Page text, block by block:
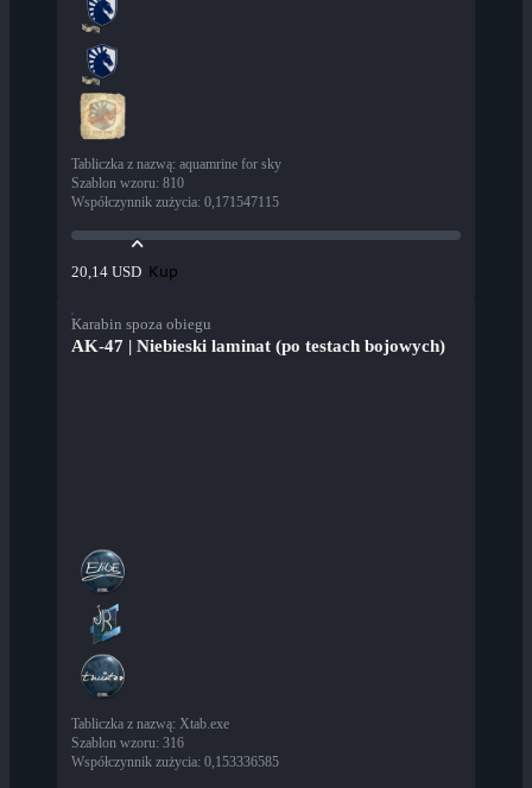
Tabliczka z nazwą: aquamrine for sky
Szablon wzoru: 810
Współczynnik zużycia: 0,171547115
20,14 USD Kup
Karabin spoza obiegu
AK-47 | Niebieski laminat (po testach bojowych)
Tabliczka z nazwą: Xtab.exe
Szablon wzoru: 316
Współczynnik zużycia: 0,153336585